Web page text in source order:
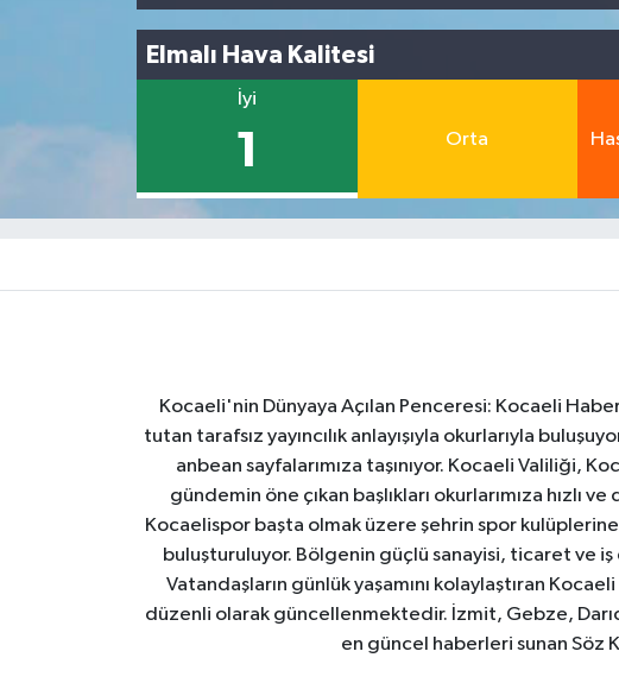
Elmalı Hava Kalitesi
İyi
1 Orta
Kocaeli'nin Dünyaya Açılan Penceresi: Kocaeli
tutan tarafsız yayıncılık anlayışıyla okurlarıyla
anbean sayfalarımıza taşınıyor. Kocaeli Valiliği,
gündemin öne çıkan başlıkları okurlarımıza hızlı
Kocaelispor başta olmak üzere şehrin spor
buluşturuluyor. Bölgenin güçlü sanayisi, ticaret ve iş
Vatandaşların günlük yaşamını kolaylaştıran
düzenli olarak güncellenmektedir. İzmit, Gebze,
en güncel haberleri sunan Söz